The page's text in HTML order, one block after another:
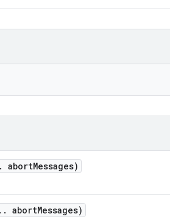
. abortMessages)
. . abortMessages)